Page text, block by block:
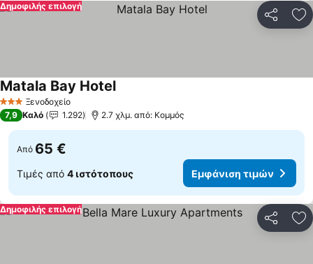
Δημοφιλής επιλογή
3 ΑστέριαΞενοδοχείο
Matala Bay Hotel
7,9 Καλό 1.292 2.7 χλμ. από: Κομμός
Από 65 €
Τιμές από 4 ιστότοπους Εμφάνιση τιμών
Δημοφιλής επιλογή